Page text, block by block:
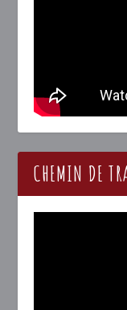
CHEMIN DE